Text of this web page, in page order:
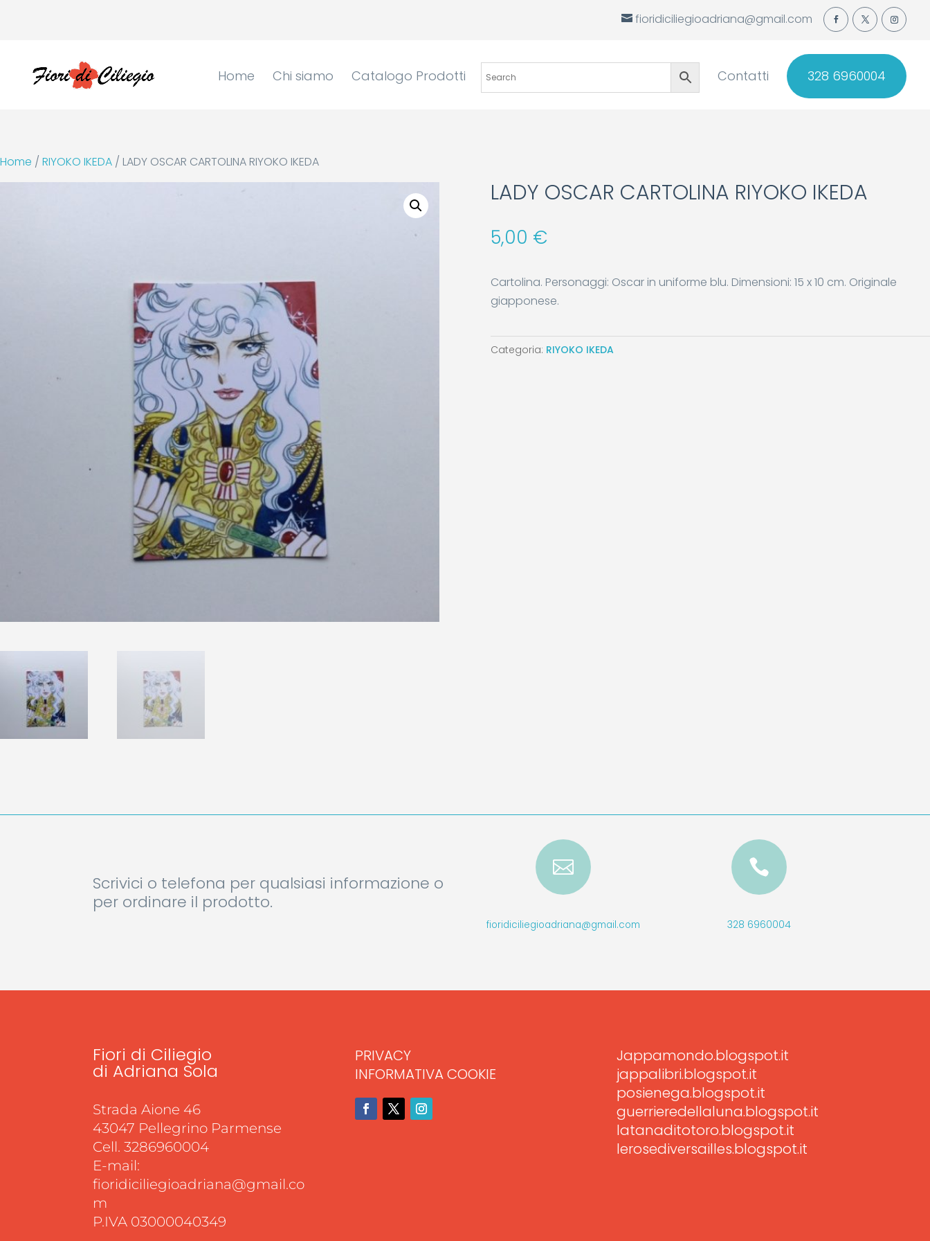
fioridiciliegioadriana@gmail.com
Home Chi siamo Catalogo Prodotti Contatti 328 6960004
Home / RIYOKO IKEDA / LADY OSCAR CARTOLINA RIYOKO IKEDA
LADY OSCAR CARTOLINA RIYOKO IKEDA
5,00 €
Cartolina. Personaggi: Oscar in uniforme blu. Dimensioni: 15 x 10 cm. Originale
giapponese.
Categoria: RIYOKO IKEDA
Scrivici o telefona per qualsiasi informazione o
per ordinare il prodotto.

fioridiciliegioadriana@gmail.com

328 6960004
Fiori di Ciliegio
di Adriana Sola
Strada Aione 46
43047 Pellegrino Parmense
Cell. 3286960004
E-mail:
fioridiciliegioadriana@gmail.co
m
P.IVA 03000040349
PRIVACY
INFORMATIVA COOKIE
Jappamondo.blogspot.it
jappalibri.blogspot.it
posienega.blogspot.it
guerrieredellaluna.blogspot.it
latanaditotoro.blogspot.it
lerosediversailles.blogspot.it